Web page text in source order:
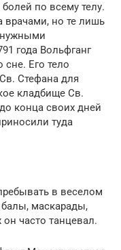
по всему телу.
врачами, но те лишь
года Вольфганг
сне. Его тело
Стефана для
кладбище Св.
конца своих дней
туда
в веселом
маскарады,
часто танцевал.